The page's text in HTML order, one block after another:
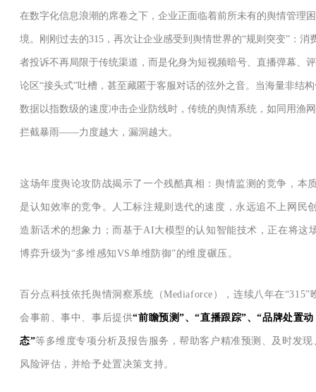
在数字化信息浪潮的席卷之下，企业正面临着前所未有的舆情管理困
境。刚刚过去的315，再次让企业感受到舆情世界的“规则突变”：消
者投诉不再局限于传统渠道，而是化身为短视频暗号、直播弹幕、评
论区“接头式”吐槽，甚至藏匿于客服对话的弦外之音。当海量非结
数据以指数级的速度冲击企业防线时，传统的舆情系统，如同用渔网
拦截暴雨——力度越大，漏洞越大。
这场年度舆论攻防战揭示了一个残酷真相：舆情监测的竞争，本
是认知效率的竞争。人工标注规则迭代的速度，永远追不上网民
造新话术的想象力；而基于AI大模型的认知智能技术，正在将这
博弈升级为“多维感知VS单维防御”的维度碾压。
百分点科技依托舆情洞察系统（Mediaforce），连续八年在“315”
会事前、事中、事后提供“前瞻预测”、“直播跟踪”、“品牌处置动
态”等多维度专项分析及报告服务，帮助客户精准预测、及时发现
风险评估，并给予处置决策支持。